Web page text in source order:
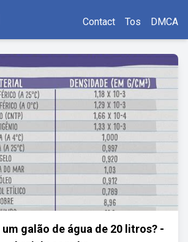
Contact Tos DMCA
galão de água de 20 litros? -